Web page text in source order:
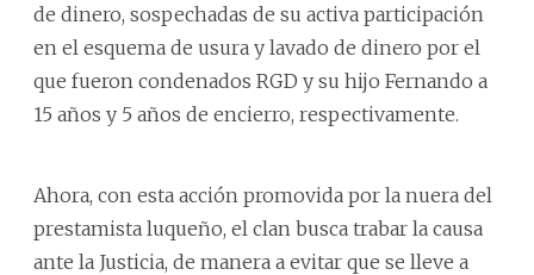
de dinero, sospechadas de su activa participación
en el esquema de usura y lavado de dinero por el
que fueron condenados RGD y su hijo Fernando a
15 años y 5 años de encierro, respectivamente.
Ahora, con esta acción promovida por la nuera del
prestamista luqueño, el clan busca trabar la causa
ante la Justicia, de manera a evitar que se lleve a